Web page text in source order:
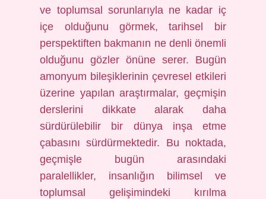
ve toplumsal sorunlarıyla ne kadar iç
içe olduğunu görmek, tarihsel bir
perspektiften bakmanın ne denli önemli
olduğunu gözler önüne serer. Bugün
amonyum bileşiklerinin çevresel etkileri
üzerine yapılan araştırmalar, geçmişin
derslerini dikkate alarak daha
sürdürülebilir bir dünya inşa etme
çabasını sürdürmektedir. Bu noktada,
geçmişle bugün arasındaki
paralellikler, insanlığın bilimsel ve
toplumsal gelişimindeki kırılma